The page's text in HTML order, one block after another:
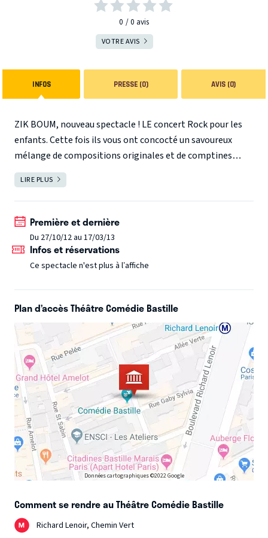
0 0 avis
VOTRE AVIS
INFOS PRESSE (0) AVIS (0)
ZIK BOUM, nouveau spectacle ! LE concert Rock pour les
enfants. Cette fois ils vous ont concocté un savoureux
mélange de compositions originales et de comptines
revisitées à la sauce ROCK, FUNK, POP, SWING qui ne
manqueront pas de vous faire lever de vos fauteuils, danser
les filles à la vanille et les gars en chocolat ! Bref que vous
soyez petit ou grand une chose est sûre ça va swinguer !!
LIRE PLUS
Première et dernière
Du 27/10/12 au 17/03/13
Infos et réservations
Ce spectacle n'est plus à l’affiche
Plan d’accès Théâtre Comédie Bastille
Données cartographiques ©2022 Google
Comment se rendre au Théâtre Comédie Bastille
Richard Lenoir, Chemin Vert